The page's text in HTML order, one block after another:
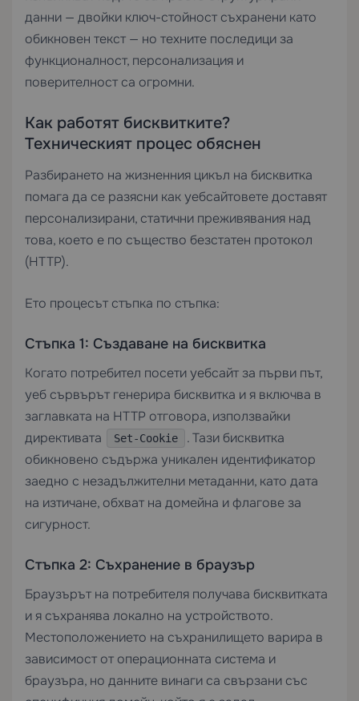
данни — двойки ключ-стойност съхранени като
обикновен текст — но техните последици за
функционалност, персонализация и
поверителност са огромни.
Как работят бисквитките?
Техническият процес обяснен
Разбирането на жизненния цикъл на бисквитка
помага да се разясни как уебсайтовете доставят
персонализирани, статични преживявания над
това, което е по същество безстатен протокол
(HTTP).
Ето процесът стъпка по стъпка:
Стъпка 1: Създаване на бисквитка
Когато потребител посети уебсайт за първи път,
уеб сървърът генерира бисквитка и я включва в
заглавката на HTTP отговора, използвайки
директивата
Set-Cookie
. Тази бисквитка
обикновено съдържа уникален идентификатор
заедно с незадължителни метаданни, като дата
на изтичане, обхват на домейна и флагове за
сигурност.
Стъпка 2: Съхранение в браузър
Браузърът на потребителя получава бисквитката
и я съхранява локално на устройството.
Местоположението на съхранилището варира в
зависимост от операционната система и
браузъра, но данните винаги са свързани със